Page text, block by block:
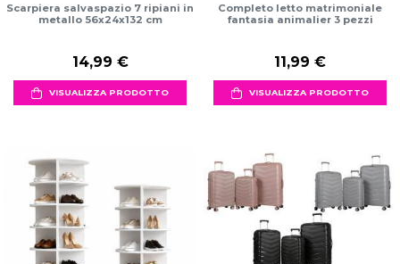
Scarpiera salvaspazio 7 ripiani in
metallo 56x24x132 cm
14,99 €
VISUALIZZA PRODOTTO
Completo letto matrimoniale
fantasia animalier 3 pezzi
11,99 €
VISUALIZZA PRODOTTO